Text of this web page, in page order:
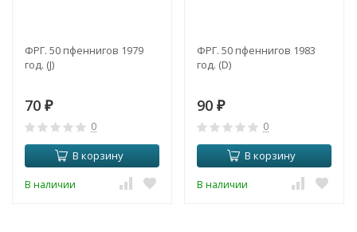
ФРГ. 50 пфеннигов 1979
год. (J)
70 ₽
0
В корзину
В наличии
ФРГ. 50 пфеннигов 1983
год. (D)
90 ₽
0
В корзину
В наличии